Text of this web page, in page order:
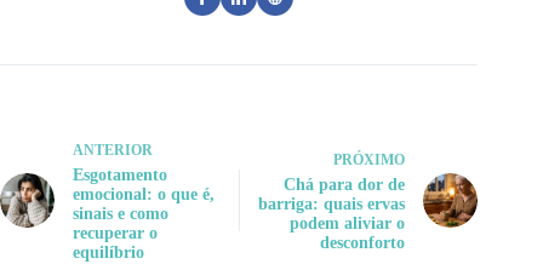
ANTERIOR
Esgotamento
emocional: o que é,
sinais e como
recuperar o
equilíbrio
PRÓXIMO
Chá para dor de
barriga: quais ervas
podem aliviar o
desconforto